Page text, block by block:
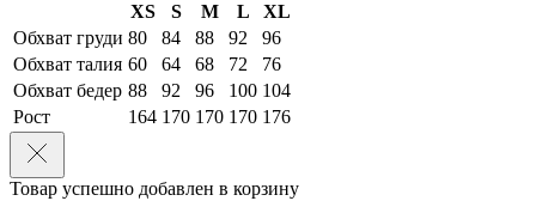
XS
S M L
XL
Обхват груди 80 84 88 92
96
Обхват талия 60 64 68 72
76
Обхват бедер 88 92 96 100 104
Рост
164 170 170 170 176
Товар успешно добавлен в корзину